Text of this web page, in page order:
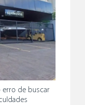
de buscar